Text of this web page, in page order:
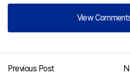
View
View
[…] 보로노이 주가 전망(+ 차세대
장 가능성) […]
Previous Post